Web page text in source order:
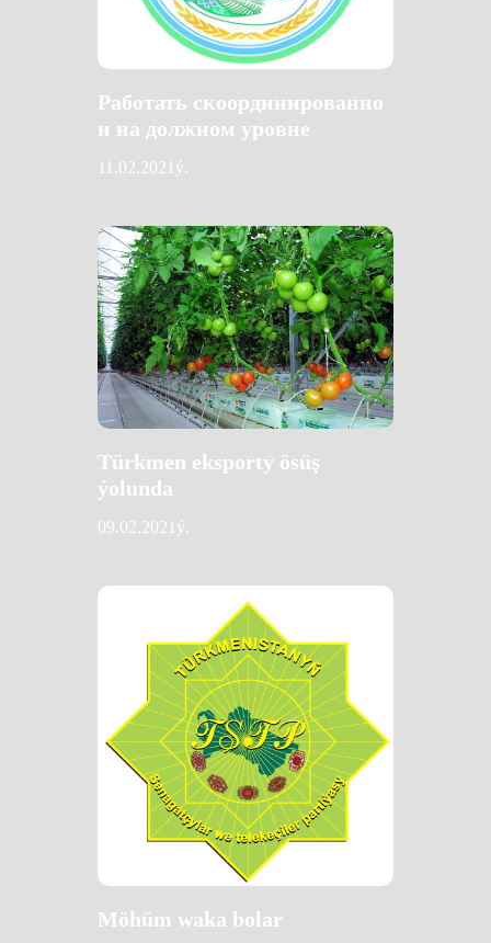
Работать скоординированно
и на должном уровне
11.02.2021ý.
Türkmen eksporty ösüş
ýolunda
09.02.2021ý.
Möhüm waka bolar